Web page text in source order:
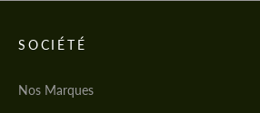
SOCIÉTÉ
Nos Marques